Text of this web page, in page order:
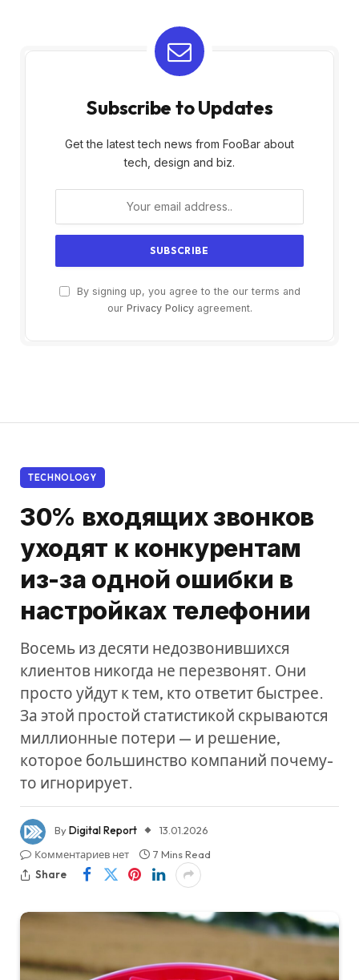
Subscribe to Updates
Get the latest tech news from FooBar about
tech, design and biz.
By signing up, you agree to the our terms and
our Privacy Policyagreement.
TECHNOLOGY
30% входящих звонков
уходят к конкурентам
из-за одной ошибки в
настройках телефонии
Восемь из десяти недозвонившихся
клиентов никогда не перезвонят. Они
просто уйдут к тем, кто ответит быстрее.
За этой простой статистикой скрываются
миллионные потери — и решение,
которое большинство компаний почему-
то игнорирует.
ByDigital Report
13.01.2026
Комментариев нет
7 Mins Read
Share